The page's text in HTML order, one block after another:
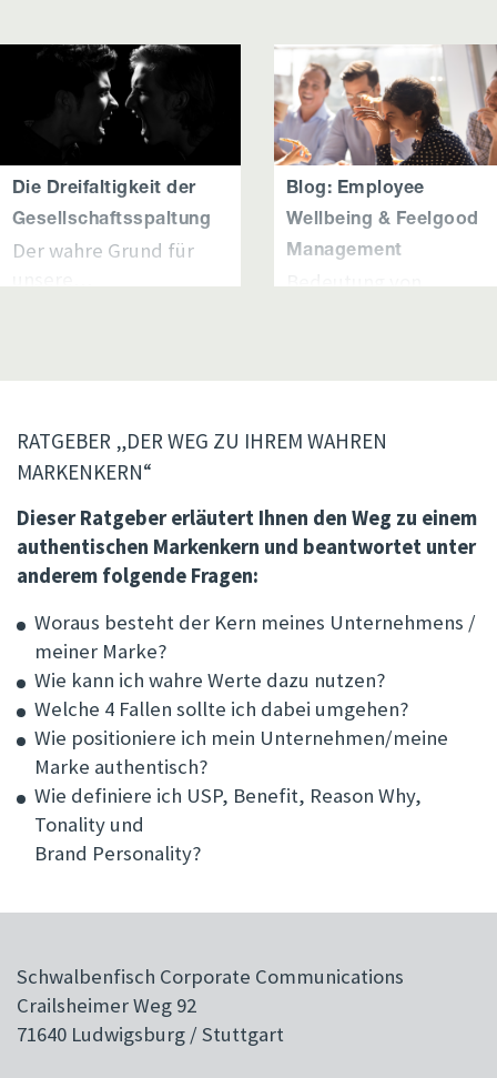
Die Dreifaltigkeit der
Gesellschaftsspaltung
Der wahre Grund für
gesellschaftlicher
Zusammenhänge lassen
sich ihre Ursachen oft
zurückführen, die sich
dann systematisch
verzweigen,…
Blog: Employee
Wellbeing & Feelgood
Management
Bedeutung von
In der heutigen
das Employee
Mitarbeiter,
an Bedeutung. Dieser
zahlreichen
Herausforderungen,…
RATGEBER „DER WEG ZU IHREM WAHREN
MARKENKERN“
Dieser Ratgeber erläutert Ihnen den Weg zu einem
authentischen Markenkern und beantwortet unter
anderem folgende Fragen:
Woraus besteht der Kern meines Unternehmens /
meiner Marke?
Wie kann ich wahre Werte dazu nutzen?
Welche 4 Fallen sollte ich dabei umgehen?
Wie positioniere ich mein Unternehmen/meine
Marke authentisch?
Wie definiere ich USP, Benefit, Reason Why,
Tonality und
Brand Personality?
Schwalbenfisch Corporate Communications
Crailsheimer Weg 92
71640 Ludwigsburg / Stuttgart